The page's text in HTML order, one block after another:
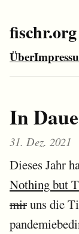
fischr.org
Über
In
31. Dez. 2021
Dieses Jahr
Nothing but
miruns die